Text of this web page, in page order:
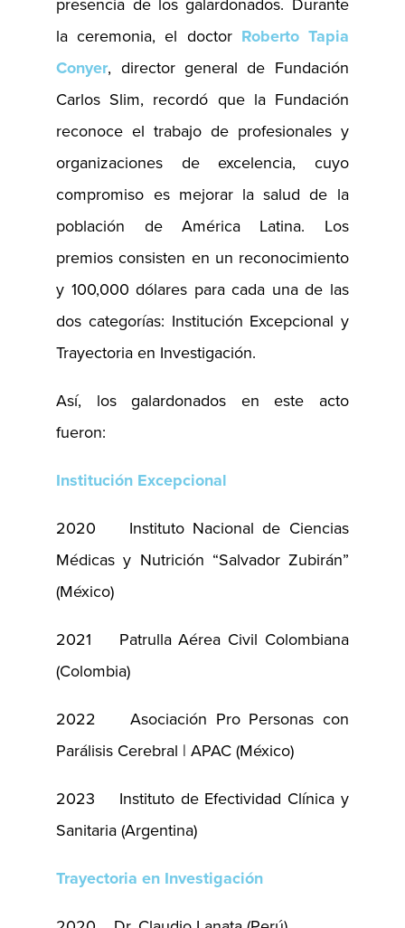
presencia de los galardonados. Durante
la ceremonia, el doctor Roberto Tapia
Conyer, director general de Fundación
Carlos Slim, recordó que la Fundación
reconoce el trabajo de profesionales y
organizaciones de excelencia, cuyo
compromiso es mejorar la salud de la
población de América Latina. Los
premios consisten en un reconocimiento
y 100,000 dólares para cada una de las
dos categorías: Institución Excepcional y
Trayectoria en Investigación.
Así, los galardonados en este acto
fueron:
Institución Excepcional
2020 Instituto Nacional de Ciencias
Médicas y Nutrición “Salvador Zubirán”
(México)
2021 Patrulla Aérea Civil Colombiana
(Colombia)
2022 Asociación Pro Personas con
Parálisis Cerebral | APAC (México)
2023 Instituto de Efectividad Clínica y
Sanitaria (Argentina)
Trayectoria en Investigación